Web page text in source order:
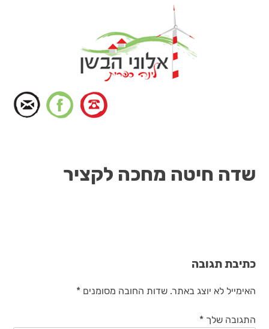
שדה חיטה מחכה לקציר
כתיבת תגובה
האימייל לא יוצג באתר. שדות החובה מסומנים*
התגובה שלך*